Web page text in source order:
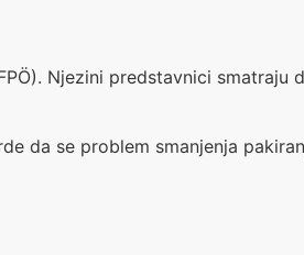
Njezini predstavnici smatraju
da se problem smanjenja